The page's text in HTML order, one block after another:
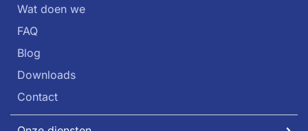
Wat doen we
FAQ
Blog
Downloads
Contact